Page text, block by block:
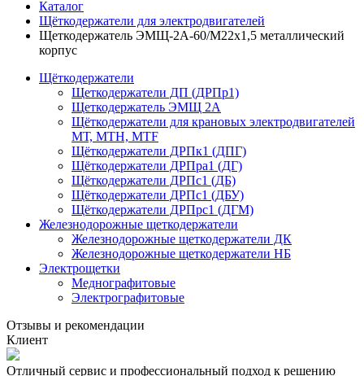
Каталог
Щёткодержатели для электродвигателей
Щеткодержатель ЭМЩ-2А-60/М22х1,5 металлический
корпус
Щёткодержатели
Щеткодержатели ДП (ДРПр1)
Щеткодержатель ЭМЩ 2А
Щёткодержатели для крановых электродвигателей
МТ, МТН, МТF
Щёткодержатели ДРПк1 (ДПГ)
Щёткодержатели ДРПра1 (ДГ)
Щёткодержатели ДРПс1 (ДБ)
Щёткодержатели ДРПс1 (ДБУ)
Щёткодержатели ДРПрс1 (ДГМ)
Железнодорожные щеткодержатели
Железнодорожные щеткодержатели ДК
Железнодорожные щеткодержатели НБ
Электрощетки
Меднографитовые
Электрографитовые
Отзывы и рекомендации
Клиент
Отличный сервис и профессиональный подход к решению